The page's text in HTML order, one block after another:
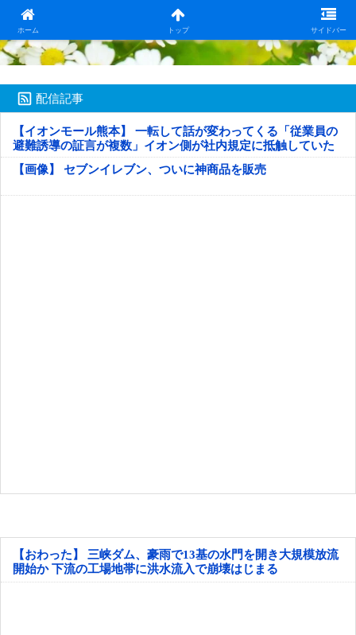
ホーム トップ サイドバー
日本第一！ニュース録
配信記事
【イオンモール熊本】 一転して話が変わってくる「従業員の
避難誘導の証言が複数」イオン側が社内規定に抵触していた
疑い
【画像】 セブンイレブン、ついに神商品を販売
【おわった】 三峡ダム、豪雨で13基の水門を開き大規模放流
開始か 下流の工場地帯に洪水流入で崩壊はじまる